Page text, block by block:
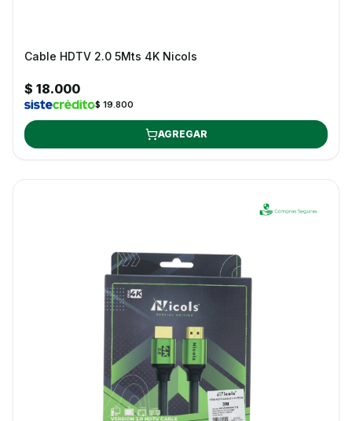
Cable HDTV 2.0 5Mts 4K Nicols
$ 18.000
$ 19.800
AGREGAR